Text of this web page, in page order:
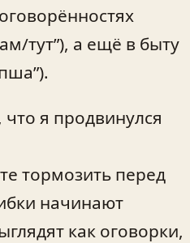
тут”), а ещё в быту
что я продвинулся
тормозить перед
начинают
как оговорки,